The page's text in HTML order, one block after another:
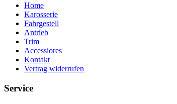
Home
Karosserie
Fahrgestell
Antrieb
Trim
Accessiores
Kontakt
Vertrag widerrufen
Service